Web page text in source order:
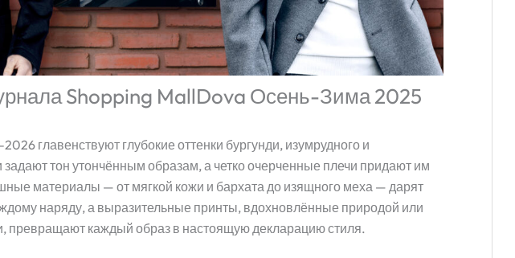
Shopping MallDova Осень-Зима 2025
главенствуют глубокие оттенки бургунди, изумрудного и
тон утончённым образам, а четко очерченные плечи придают им
материалы — от мягкой кожи и бархата до изящного меха — дарят
наряду, а выразительные принты, вдохновлённые природой или
превращают каждый образ в настоящую декларацию стиля.